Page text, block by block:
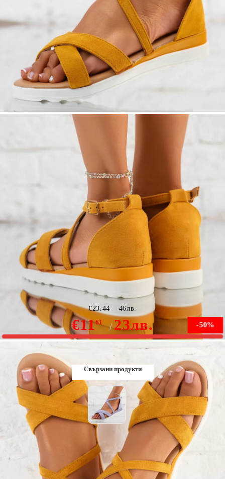
Дамски сандали с платформата Baylee жълто #10313
-50%
€1161 23лв.
€23.44 46лв.
Свързани продукти
Уведомете ме, когато е налично